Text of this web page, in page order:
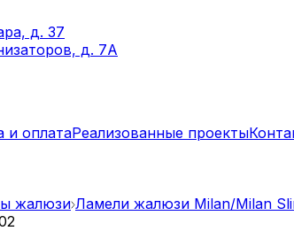
д. 37
д. 7А
и оплатаРеализованные проекты
жалюзи Ламели жалюзи Milan/Milan